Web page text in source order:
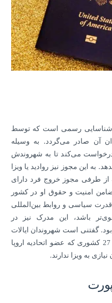
شناسایی رسمی است که توسط
آن صادر می‌گردد. به وسیله
می‌کند تا به شهروندش
به این مجوز نیز روادید یا ویزا
از طرفی مجوز خروج فرد دارای
امنیت و حقوق او در کشور
سیاسی و روابط بین‌المللی
باشد، این مدرک نیز در
گفتنی است شهروندان ایالات
متحده برای ورود به هیچ یک از 27 کشوری که عضو اتحادیه اروپا
به ویزا ندارند.